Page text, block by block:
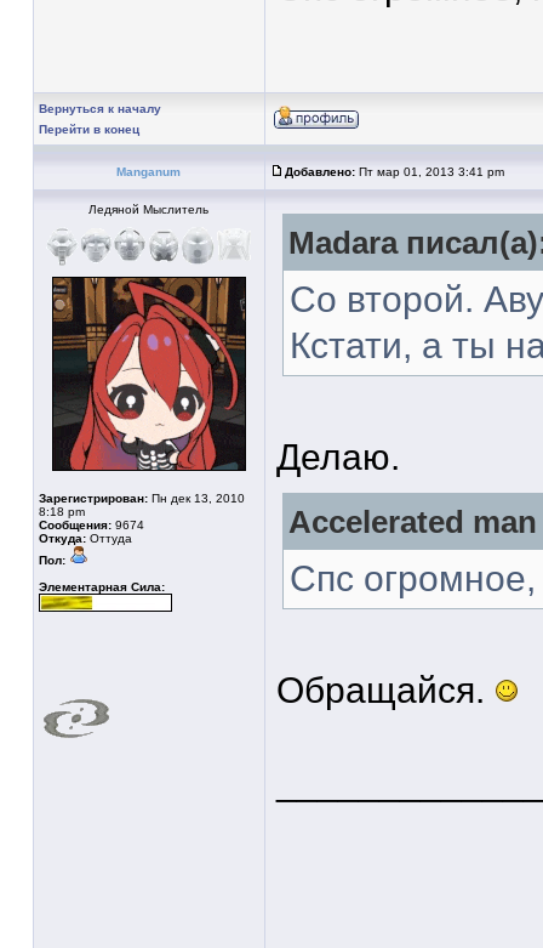
Вернуться к началу
Перейти в конец
Manganum Добавлено: Пт мар 01, 2013 3:41 pm
Ледяной Мыслитель
Зарегистрирован: Пн дек 13, 2010
8:18 pm
Сообщения: 9674
Откуда: Оттуда
Пол:
Элементарная Сила:
Madara
Со второй.
Кстати, а ты
Делаю.
Accelerated
Спс
Обращайся.